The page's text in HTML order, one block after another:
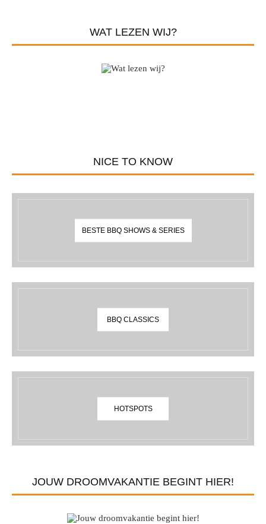
WAT LEZEN WIJ?
NICE TO KNOW
BESTE BBQ SHOWS & SERIES
BBQ CLASSICS
HOTSPOTS
JOUW DROOMVAKANTIE BEGINT HIER!